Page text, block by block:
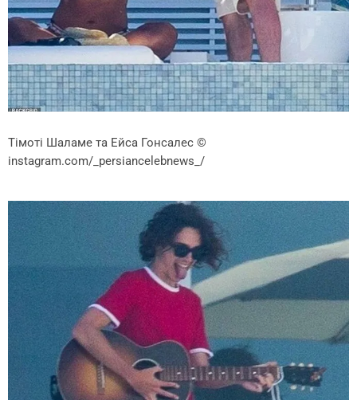
Тімоті Шаламе та Ейса Гонсалес ©
instagram.com/_persiancelebnews_/